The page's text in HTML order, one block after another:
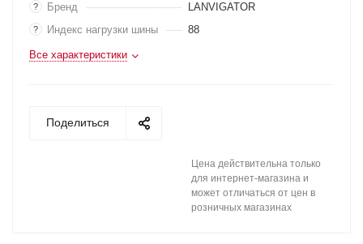
? Бренд LANVIGATOR
? Индекс нагрузки шины 88
Все характеристики
Поделиться
Цена действительна только
для интернет-магазина и
может отличаться от цен в
розничных магазинах